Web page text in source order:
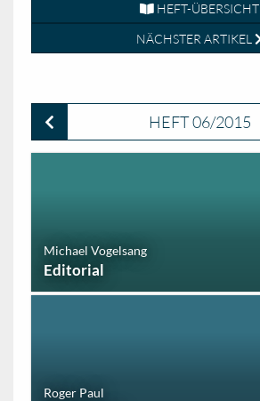
HEFT-ÜBERSICHT
NÄCHSTER ARTIKEL
HEFT 06/2015
Michael Vogelsang
Editorial
Roger Paul